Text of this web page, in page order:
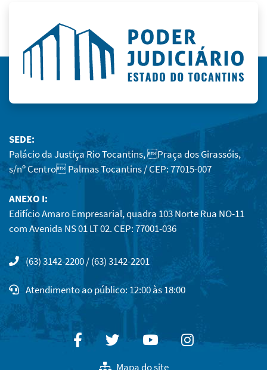
SEDE:
Palácio da Justiça Rio Tocantins, Praça dos Girassóis,
s/nº Centro Palmas Tocantins / CEP: 77015-007
ANEXO I:
Edifício Amaro Empresarial, quadra 103 Norte Rua NO-11
com Avenida NS 01 LT 02. CEP: 77001-036
(63) 3142-2200 / (63) 3142-2201
Atendimento ao público: 12:00 às 18:00
FacebookTwitterYoutubeInstagram
Mapa do site